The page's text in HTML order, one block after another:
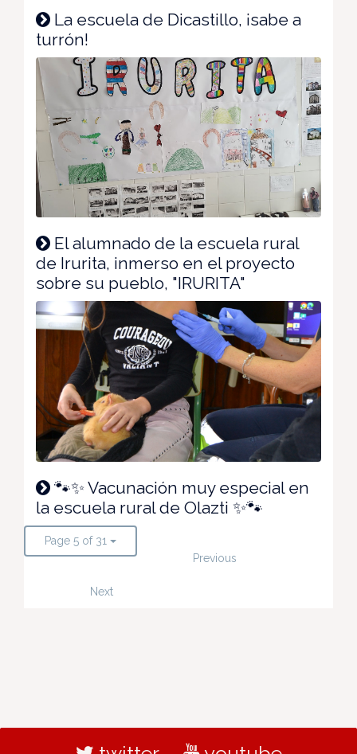
La escuela de Dicastillo, ¡sabe a
turrón!
El alumnado de la escuela rural
de Irurita, inmerso en el proyecto
sobre su pueblo, "IRURITA"
🐾✨ Vacunación muy especial en
la escuela rural de Olazti ✨🐾
Page 5 of 31
Previous
Next